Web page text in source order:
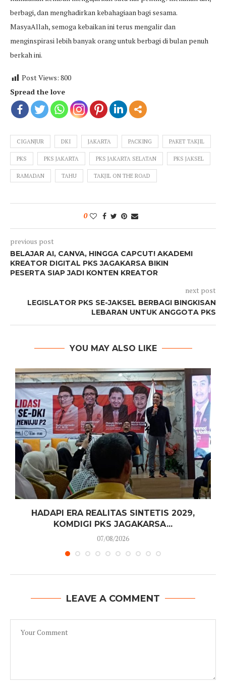
berbagi, dan menghadirkan kebahagiaan bagi sesama.
MasyaAllah, semoga kebaikan ini terus mengalir dan
menginspirasi lebih banyak orang untuk berbagi di bulan penuh
berkah ini.
Post Views: 800
Spread the love
CIGANJUR DKI JAKARTA PACKING PAKET TAKJIL
PKS PKS JAKARTA PKS JAKARTA SELATAN PKS JAKSEL
RAMADAN TAHU TAKJIL ON THE ROAD
0
previous post
BELAJAR AI, CANVA, HINGGA CAPCUT! AKADEMI
KREATOR DIGITAL PKS JAGAKARSA BIKIN
PESERTA SIAP JADI KONTEN KREATOR
next post
LEGISLATOR PKS SE-JAKSEL BERBAGI BINGKISAN
LEBARAN UNTUK ANGGOTA PKS
YOU MAY ALSO LIKE
HADAPI ERA REALITAS SINTETIS 2029,
KOMDIGI PKS JAGAKARSA...
07/08/2026
LEAVE A COMMENT